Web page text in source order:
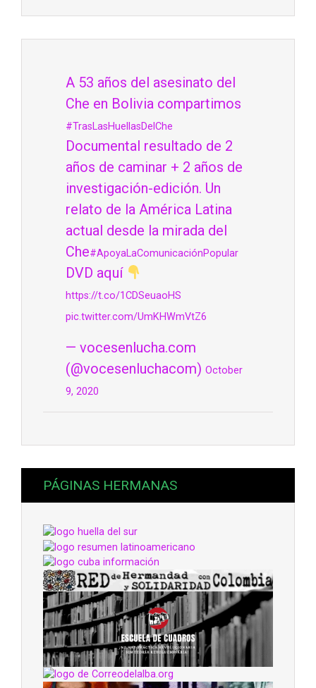
A 53 años del asesinato del
Che en Bolivia compartimos
#TrasLasHuellasDelChe
Documental resultado de 2
años de caminar + 2 años de
investigación-edición. Un
relato de la América Latina
actual desde la mirada del
Che#ApoyaLaComunicaciónPopular
DVD aquí
https://t.co/1CDSeuaoHS
pic.twitter.com/UmKHWmVtZ6
— vocesenlucha.com
(@vocesenluchacom) October
9, 2020
PÁGINAS HERMANAS